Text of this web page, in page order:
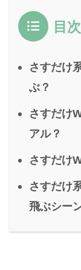
目次
さすだけ
ぶ？
さすだけ
アル？
さすだけ
さすだけ
飛ぶシー